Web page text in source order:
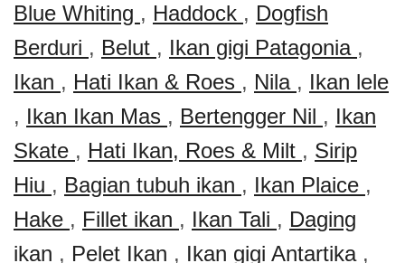
Blue Whiting , Haddock , Dogfish
Berduri , Belut , Ikan gigi Patagonia ,
Ikan , Hati Ikan & Roes , Nila , Ikan lele
, Ikan Ikan Mas , Bertengger Nil , Ikan
Skate , Hati Ikan, Roes & Milt , Sirip
Hiu , Bagian tubuh ikan , Ikan Plaice ,
Hake , Fillet ikan , Ikan Tali , Daging
ikan , Pelet Ikan , Ikan gigi Antartika ,